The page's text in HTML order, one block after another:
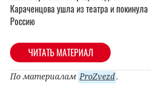
Караченцова ушла из театра и покинула
Россию
ЧИТАТЬ МАТЕРИАЛ
По материалам ProZvezd.